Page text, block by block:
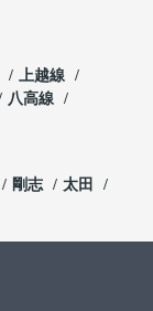
上越線
八高線
剛志
太田